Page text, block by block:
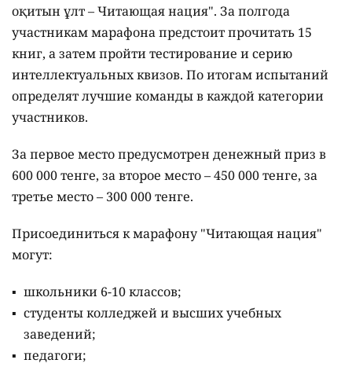
оқитын ұлт – Читающая нация". За полгода
участникам марафона предстоит прочитать 15
книг, а затем пройти тестирование и серию
интеллектуальных квизов. По итогам испытаний
определят лучшие команды в каждой категории
участников.
За первое место предусмотрен денежный приз в
600 000 тенге, за второе место – 450 000 тенге, за
третье место – 300 000 тенге.
Присоединиться к марафону "Читающая нация"
могут:
школьники 6-10 классов;
студенты колледжей и высших учебных
заведений;
педагоги;